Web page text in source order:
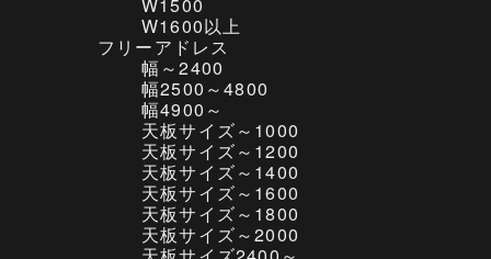
W1600以上
フリーアドレス
幅～2400
幅2500～4800
幅4900～
天板サイズ～1000
天板サイズ～1200
天板サイズ～1400
天板サイズ～1600
天板サイズ～1800
天板サイズ～2000